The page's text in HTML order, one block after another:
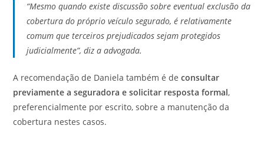
“Mesmo quando existe discussão sobre eventual exclusão da
cobertura do próprio veículo segurado, é relativamente
comum que terceiros prejudicados sejam protegidos
judicialmente”, diz a advogada.
A recomendação de Daniela também é deconsultar
previamente a seguradora e solicitar resposta formal,
preferencialmente por escrito, sobre a manutenção da
cobertura nestes casos.